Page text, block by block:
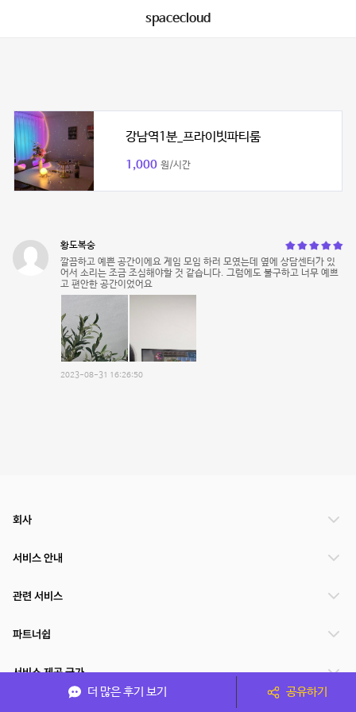
spacecloud
강남역1분_프라이빗파티룸
1,000 원/시간
황도복숭
깔끔하고 예쁜 공간이에요 게임 모임 하러 모였는데 옆에 상담센터가 있
어서 소리는 조금 조심해야할 것 같습니다. 그럼에도 불구하고 너무 예쁘
고 편안한 공간이었어요
2023-08-31 16:26:50
더 많은 후기 보기 공유하기
회사
서비스 안내
관련 서비스
파트너쉽
서비스 제공 국가